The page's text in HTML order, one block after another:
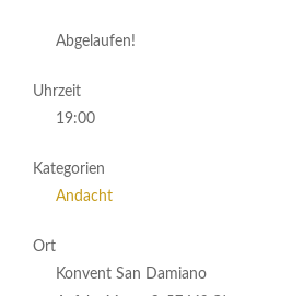
Abgelaufen!
Uhrzeit
19:00
Kategorien
Andacht
Ort
Konvent San Damiano